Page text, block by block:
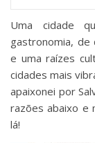
Uma cidade
gastronomia, de
e uma raízes
cidades mais
apaixonei por
razões abaixo e
lá!